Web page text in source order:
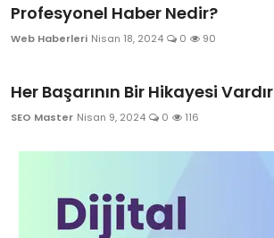
Profesyonel Haber Nedir?
Web Haberleri Nisan 18, 2024 0 90
Her Başarının Bir Hikayesi Vardır
SEO Master Nisan 9, 2024 0 116